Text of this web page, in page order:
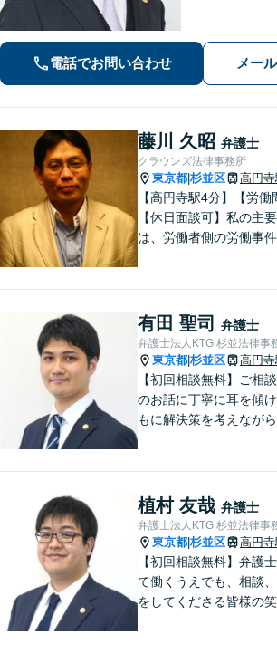
指し、日々邁
土日相談可】
電話でお問い合わせ メー
藤川 久昭 弁護士
クラウンズ法律事務所
東京都 杉並区 高円寺
【高円寺駅4分】【労働
【休日面談可】私の主
は、労働者側の労働事件
件を数多く担当していま
依頼人さまにとって、最
の効用を得られるよう
っています。
有田 聖司 弁護士
弁護士法人KTG 杉並法律事
東京都 杉並区 高円寺
【初回相談無料】ご相
のお話に丁寧に耳を傾
もに解決策を考えながら
う日々精進して参ります
【夜間や休日相談も対
能】【メール・WEB面
植村 友哉 弁護士
弁護士法人KTG 杉並法律事
東京都 杉並区 高円寺
【初回相談無料】弁護
て働くうえでも、相談
をしてくださる皆様の笑